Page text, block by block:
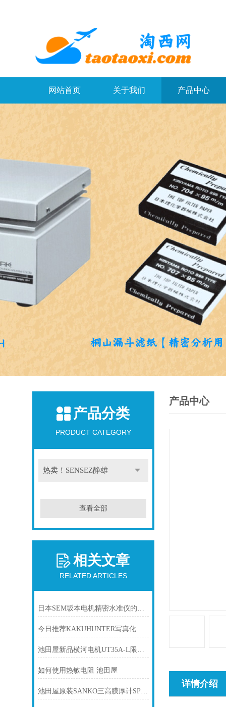
网站首页 关于我们 产品中心
产品分类
PRODUCT CATEGORY
热卖！SENSEZ静雄
查看全部
相关文章
RELATED ARTICLES
日本SEM坂本电机精密水准仪的应用
今日推荐KAKUHUNTER写真化学成像膜厚计
池田屋新品横河电机UT35A-L限位控制数字指示调节器
如何使用热敏电阻 池田屋
池田屋原装SANKO三高膜厚计SP-3300D产品介绍技术参数
产品中心
详情介绍